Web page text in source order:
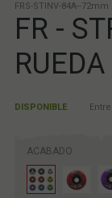
FRS-STINV-84A--72mm
FR -
DISPONIBLE
ACABADO